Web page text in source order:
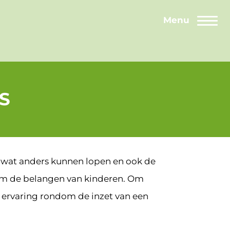
Menu
anders kunnen lopen en ook de
de belangen van kinderen. Om
rondom de inzet van een